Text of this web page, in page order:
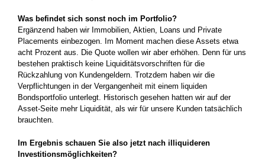
Was befindet sich sonst noch im Portfolio?
Ergänzend haben wir Immobilien, Aktien,­ Loans und Private
Placements einbezogen. Im Moment machen diese Assets etwa
acht Prozent aus. Die Quote wollen wir aber erhöhen. Denn für uns
bestehen praktisch keine Liquiditätsvorschriften für die
Rückzahlung von Kundengeldern. Trotzdem haben wir die
Verpflichtungen in der Vergangenheit mit einem­ liquiden
Bondsportfolio unterlegt. Historisch gesehen hatten wir auf der
Asset-Seite mehr Liquidität, als wir für unsere Kunden­ tatsächlich
brauchten.
Im Ergebnis schauen Sie also jetzt nach illiquideren
Investitionsmöglichkeiten?